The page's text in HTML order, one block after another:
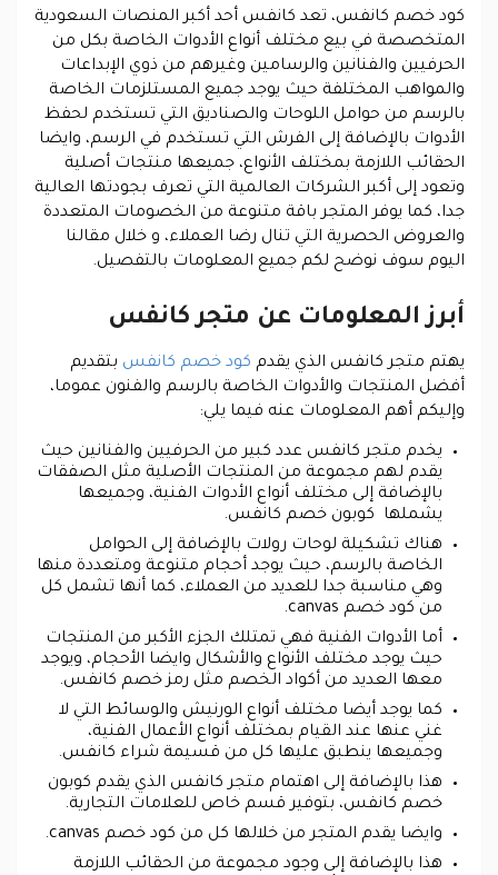
كود خصم كانفس، تعد كانفس أحد أكبر المنصات السعودية
المتخصصة في بيع مختلف أنواع الأدوات الخاصة بكل من
الحرفيين والفنانين والرسامين وغيرهم من ذوي الإبداعات
والمواهب المختلفة حيث يوجد جميع المستلزمات الخاصة
بالرسم من حوامل اللوحات والصناديق التي تستخدم لحفظ
الأدوات بالإضافة إلى الفرش التي تستخدم في الرسم، وايضا
الحقائب اللازمة بمختلف الأنواع، جميعها منتجات أصلية
وتعود إلى أكبر الشركات العالمية التي تعرف بجودتها العالية
جدا، كما يوفر المتجر باقة متنوعة من الخصومات المتعددة
والعروض الحصرية التي تنال رضا العملاء، و خلال مقالنا
اليوم سوف نوضح لكم جميع المعلومات بالتفصيل.
أبرز المعلومات عن متجر كانفس
يهتم متجر كانفس الذي يقدم كود خصم كانفس بتقديم
أفضل المنتجات والأدوات الخاصة بالرسم والفنون عموما،
وإليكم أهم المعلومات عنه فيما يلي:
يخدم متجر كانفس عدد كبير من الحرفيين والفنانين حيث
يقدم لهم مجموعة من المنتجات الأصلية مثل الصفقات
بالإضافة إلى مختلف أنواع الأدوات الفنية، وجميعها
يشملها كوبون خصم كانفس.
هناك تشكيلة لوحات رولات بالإضافة إلى الحوامل
الخاصة بالرسم، حيث يوجد أحجام متنوعة ومتعددة منها
وهي مناسبة جدا للعديد من العملاء، كما أنها تشمل كل
من كود خصم canvas.
أما الأدوات الفنية فهي تمتلك الجزء الأكبر من المنتجات
حيث يوجد مختلف الأنواع والأشكال وايضا الأحجام، ويوجد
معها العديد من أكواد الخصم مثل رمز خصم كانفس.
كما يوجد أيضا مختلف أنواع الورنيش والوسائط التي لا
غني عنها عند القيام بمختلف أنواع الأعمال الفنية،
وجميعها ينطبق عليها كل من قسيمة شراء كانفس.
هذا بالإضافة إلى اهتمام متجر كانفس الذي يقدم كوبون
خصم كانفس، بتوفير قسم خاص للعلامات التجارية.
وايضا يقدم المتجر من خلالها كل من كود خصم canvas.
هذا بالإضافة إلى وجود مجموعة من الحقائب اللازمة